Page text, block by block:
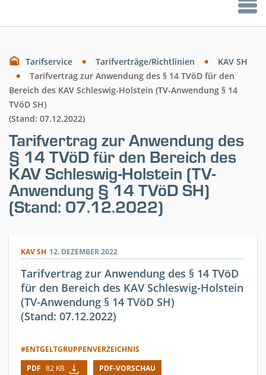
Tarifservice Tarifverträge/Richtlinien
KAV SH
Tarifvertrag zur Anwendung des § 14 TVöD für den
Bereich des KAV Schleswig-Holstein (TV-Anwendung § 14
TVöD SH)
(Stand: 07.12.2022)
Tarifvertrag zur Anwendung des
§ 14 TVöD für den Bereich des
KAV Schleswig-Holstein (TV-
Anwendung § 14 TVöD SH)
(Stand: 07.12.2022)
KAV SH 12. DEZEMBER 2022
Tarifvertrag zur Anwendung des § 14 TVöD
für den Bereich des KAV Schleswig-Holstein
(TV-Anwendung § 14 TVöD SH)
(Stand: 07.12.2022)
#ENTGELTGRUPPENVERZEICHNIS
PDF 82 KB PDF-VORSCHAU